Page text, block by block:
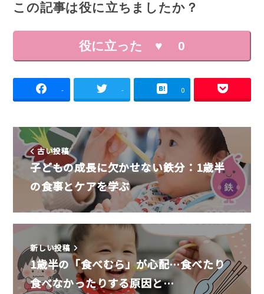
この記事は役に立ちましたか？
役に立った ♥ 0
- - 0
古い投稿
子どもの成長に欠かせない鉄分：1歳半
の食事とケアを学ぶ
新しい投稿
1歳半の「食べむら」が心配…食べたり
食べなかったりする原因と…